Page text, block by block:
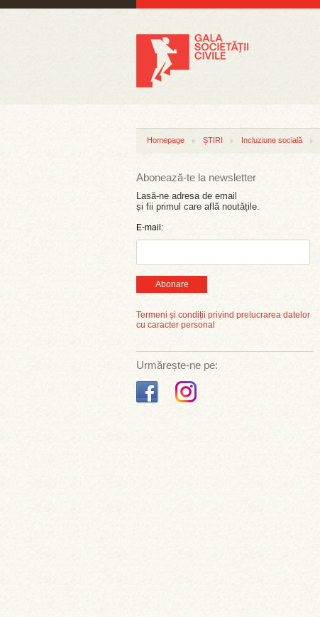
Homepage ȘTIRI Incluziune socială
Abonează-te la newsletter
Lasă-ne adresa de email
și fii primul care află noutățile.
E-mail:
Abonare
Termeni și condiții privind prelucrarea datelor
cu caracter personal
Urmărește-ne pe: